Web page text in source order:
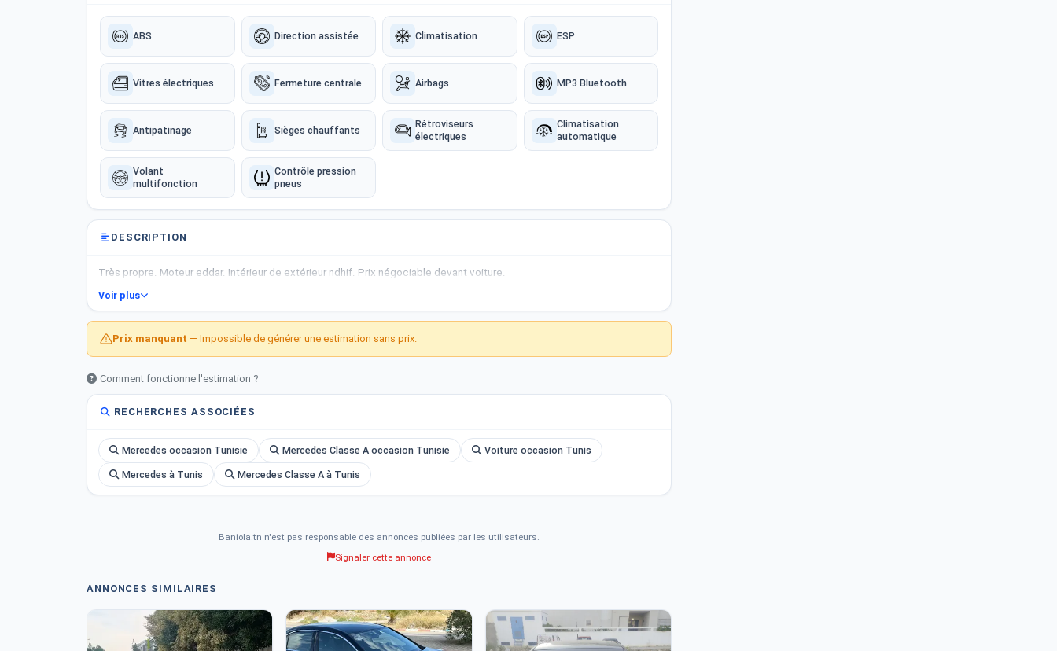
ABS Direction assistée Climatisation ESP
Vitres électriques Fermeture centrale Airbags MP3 Bluetooth
Antipatinage Sièges chauffants
Rétroviseurs
électriques
Climatisation
automatique
Volant
multifonction
Contrôle pression
pneus
DESCRIPTION
Très propre. Moteur eddar. Intérieur de extérieur ndhif. Prix négociable devant voiture.
Voir plus
Prix manquant — Impossible de générer une estimation sans prix.
Comment fonctionne l'estimation ?
RECHERCHES ASSOCIÉES
Mercedes occasion Tunisie Mercedes Classe A occasion Tunisie Voiture occasion Tunis
Mercedes à Tunis Mercedes Classe A à Tunis
Baniola.tn n'est pas responsable des annonces publiées par les utilisateurs.
Signaler cette annonce
ANNONCES SIMILAIRES